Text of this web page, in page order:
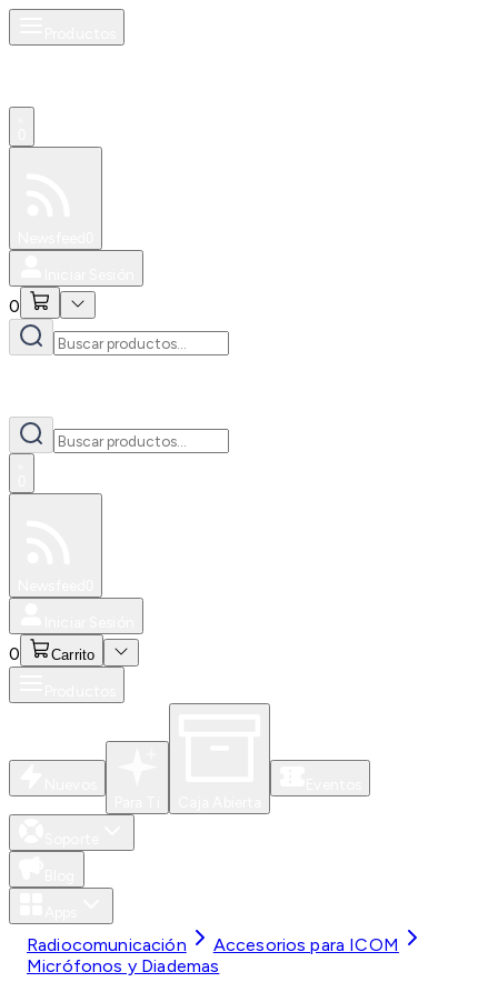
0
0 Carrito
Radiocomunicación
Accesorios para ICOM
Micrófonos y Diademas